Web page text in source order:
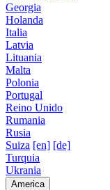
Georgia
Holanda
Italia
Latvia
Lituania
Malta
Polonia
Portugal
Reino Unido
Rumania
Rusia
Suiza [en] [de]
Turquia
Ukrania
America